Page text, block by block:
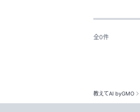
教えてAI byGMO
全0件